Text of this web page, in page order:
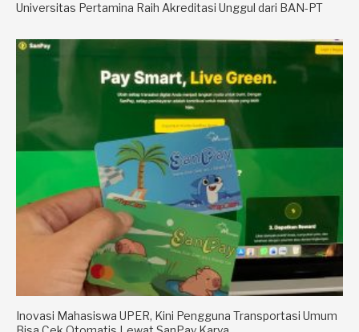
Universitas Pertamina Raih Akreditasi Unggul dari BAN-PT
Inovasi Mahasiswa UPER, Kini Pengguna Transportasi Umum